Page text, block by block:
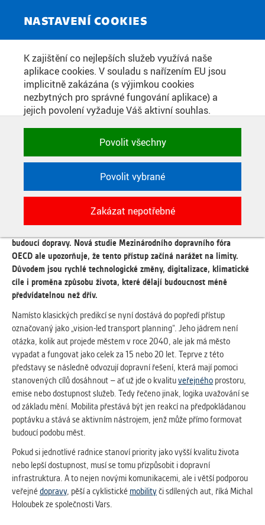
NASTAVENÍ COOKIES
K zajištění co nejlepších služeb využívá naše
aplikace cookies. V souladu s nařízením EU jsou
implicitně zakázána (s výjimkou cookies
nezbytných pro správné fungování aplikace) a
jejich povolení vyžaduje Váš aktivní souhlas.
zakázat, případně vybrat a povolit cookies podle
kategorie. Svoje rozhodnutí můžete samozřejmě
kdykoli změnit.
POTŘEBNÉ
Technické cookies využívané aplikacemi
ČVUT pro uchování jejich nastavení,
vlastností a identifikátorů relace. Jsou
nezbytné pro správné fungování a jsou
vždy aktivní.
Slouží pro získávání anonymizovaných
statistických údajů, které nám pomáhají
vylepšovat naše aplikace. Zpravidla jde o
cookies systémů třetích stran, které k
těmto účelům využíváme.
MARKETINGOVÉ
Využívané za účelem zobrazení
správných nabídek a cílení obsahu podle
Vašich preferencí. Zpravidla jde o
cookies systémů třetích stran, které nám
s analýzou uživatelského chování
pomáhají.
Povolit všechny
Povolit vybrané
Zakázat nepotřebné
ZPRAVODAJSKÝ SERVIS
KONEC PLÁNOVÁNÍ PODLE
KOLON? BUDOUCNOST DOPRAVY
SE NEBUDE ŘÍDIT POČTEM AUT,
ALE TÍM, JAK CHCEME VE
MĚSTECH V DALŠÍCH LETECH ŽÍT
22. 6. 2026
Dlouhá léta se evropská města snažila na jejich rovnováhu
budoucí dopravy. Nová studie Mezinárodního dopravního fóra
OECD ale upozorňuje, že tento přístup začíná narážet na limity.
Důvodem jsou rychlé technologické změny, digitalizace, klimatické
cíle i proměna způsobu života, které dělají budoucnost méně
předvídatelnou než dřív.
Namísto klasických predikcí se nyní dostává do popředí přístup
označovaný jako „vision-led transport planning“. Jeho jádrem není
otázka, kolik aut projede městem v roce 2040, ale jak má město
vypadat a fungovat jako celek za 15 nebo 20 let. Teprve z této
představy se následně odvozují dopravní řešení, která mají pomoci
stanovených cílů dosáhnout – ať už jde o kvalituveřejného prostoru,
emise nebo dostupnost služeb. Tedy řečeno jinak, logika uvažování se
od základu mění. Mobilita přestává být jen reakcí na předpokládanou
poptávku a stává se aktivním nástrojem, jenž může přímo formovat
budoucí podobu měst.
Pokud si jednotlivé radnice stanoví priority jako vyšší kvalitu života
nebo lepší dostupnost, musí se tomu přizpůsobit i dopravní
infrastruktura. A to nejen novými komunikacemi, ale i větší podporou
veřejné dopravy, pěší a cyklistické mobilityči sdílených aut, říká Michal
Holoubek ze společnosti Vars.